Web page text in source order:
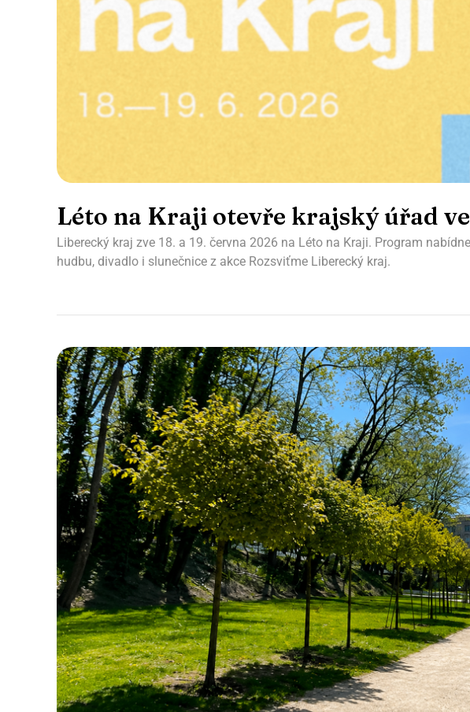
Léto na Kraji otevře krajský úřad
Liberecký kraj zve 18. a 19. června 2026 na Léto na Kraji. Program
hudbu, divadlo i slunečnice z akce Rozsviťme Liberecký kraj.